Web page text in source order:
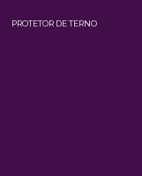
PROTETOR DE TERNO